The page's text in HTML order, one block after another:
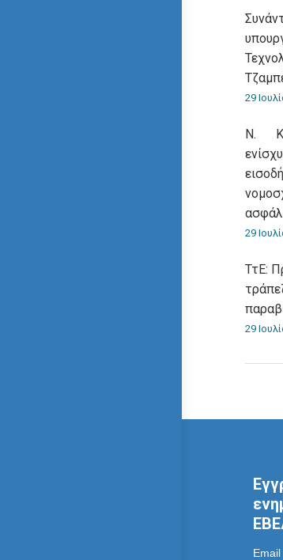
29
Ν.
29
ΤτΕ:
29
Email